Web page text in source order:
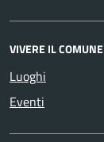
VIVERE IL COMUNE
Luoghi
Eventi